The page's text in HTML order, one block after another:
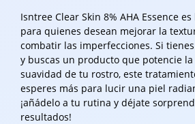
Isntree Clear Skin 8% AHA Essence
para quienes desean mejorar la
combatir las imperfecciones. Si
y buscas un producto que potencie
suavidad de tu rostro, este
esperes más para lucir una piel
¡añádelo a tu rutina y déjate
resultados!